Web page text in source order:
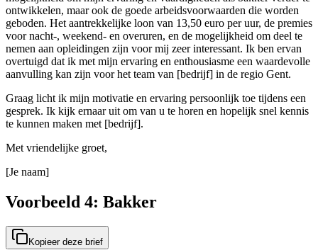
ontwikkelen, maar ook de goede arbeidsvoorwaarden die worden
geboden. Het aantrekkelijke loon van 13,50 euro per uur, de premies
voor nacht-, weekend- en overuren, en de mogelijkheid om deel te
nemen aan opleidingen zijn voor mij zeer interessant. Ik ben ervan
overtuigd dat ik met mijn ervaring en enthousiasme een waardevolle
aanvulling kan zijn voor het team van [bedrijf] in de regio Gent.
Graag licht ik mijn motivatie en ervaring persoonlijk toe tijdens een
gesprek. Ik kijk ernaar uit om van u te horen en hopelijk snel kennis
te kunnen maken met [bedrijf].
Met vriendelijke groet,
[Je naam]
Voorbeeld 4: Bakker
Kopieer deze brief